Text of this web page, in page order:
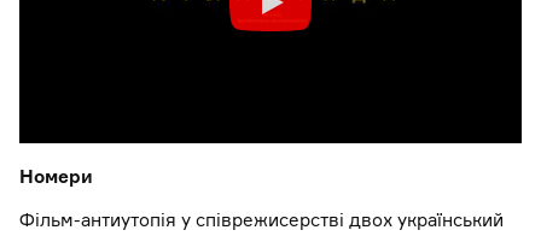
Номери
Фільм-антиутопія у співрежисерстві двох український